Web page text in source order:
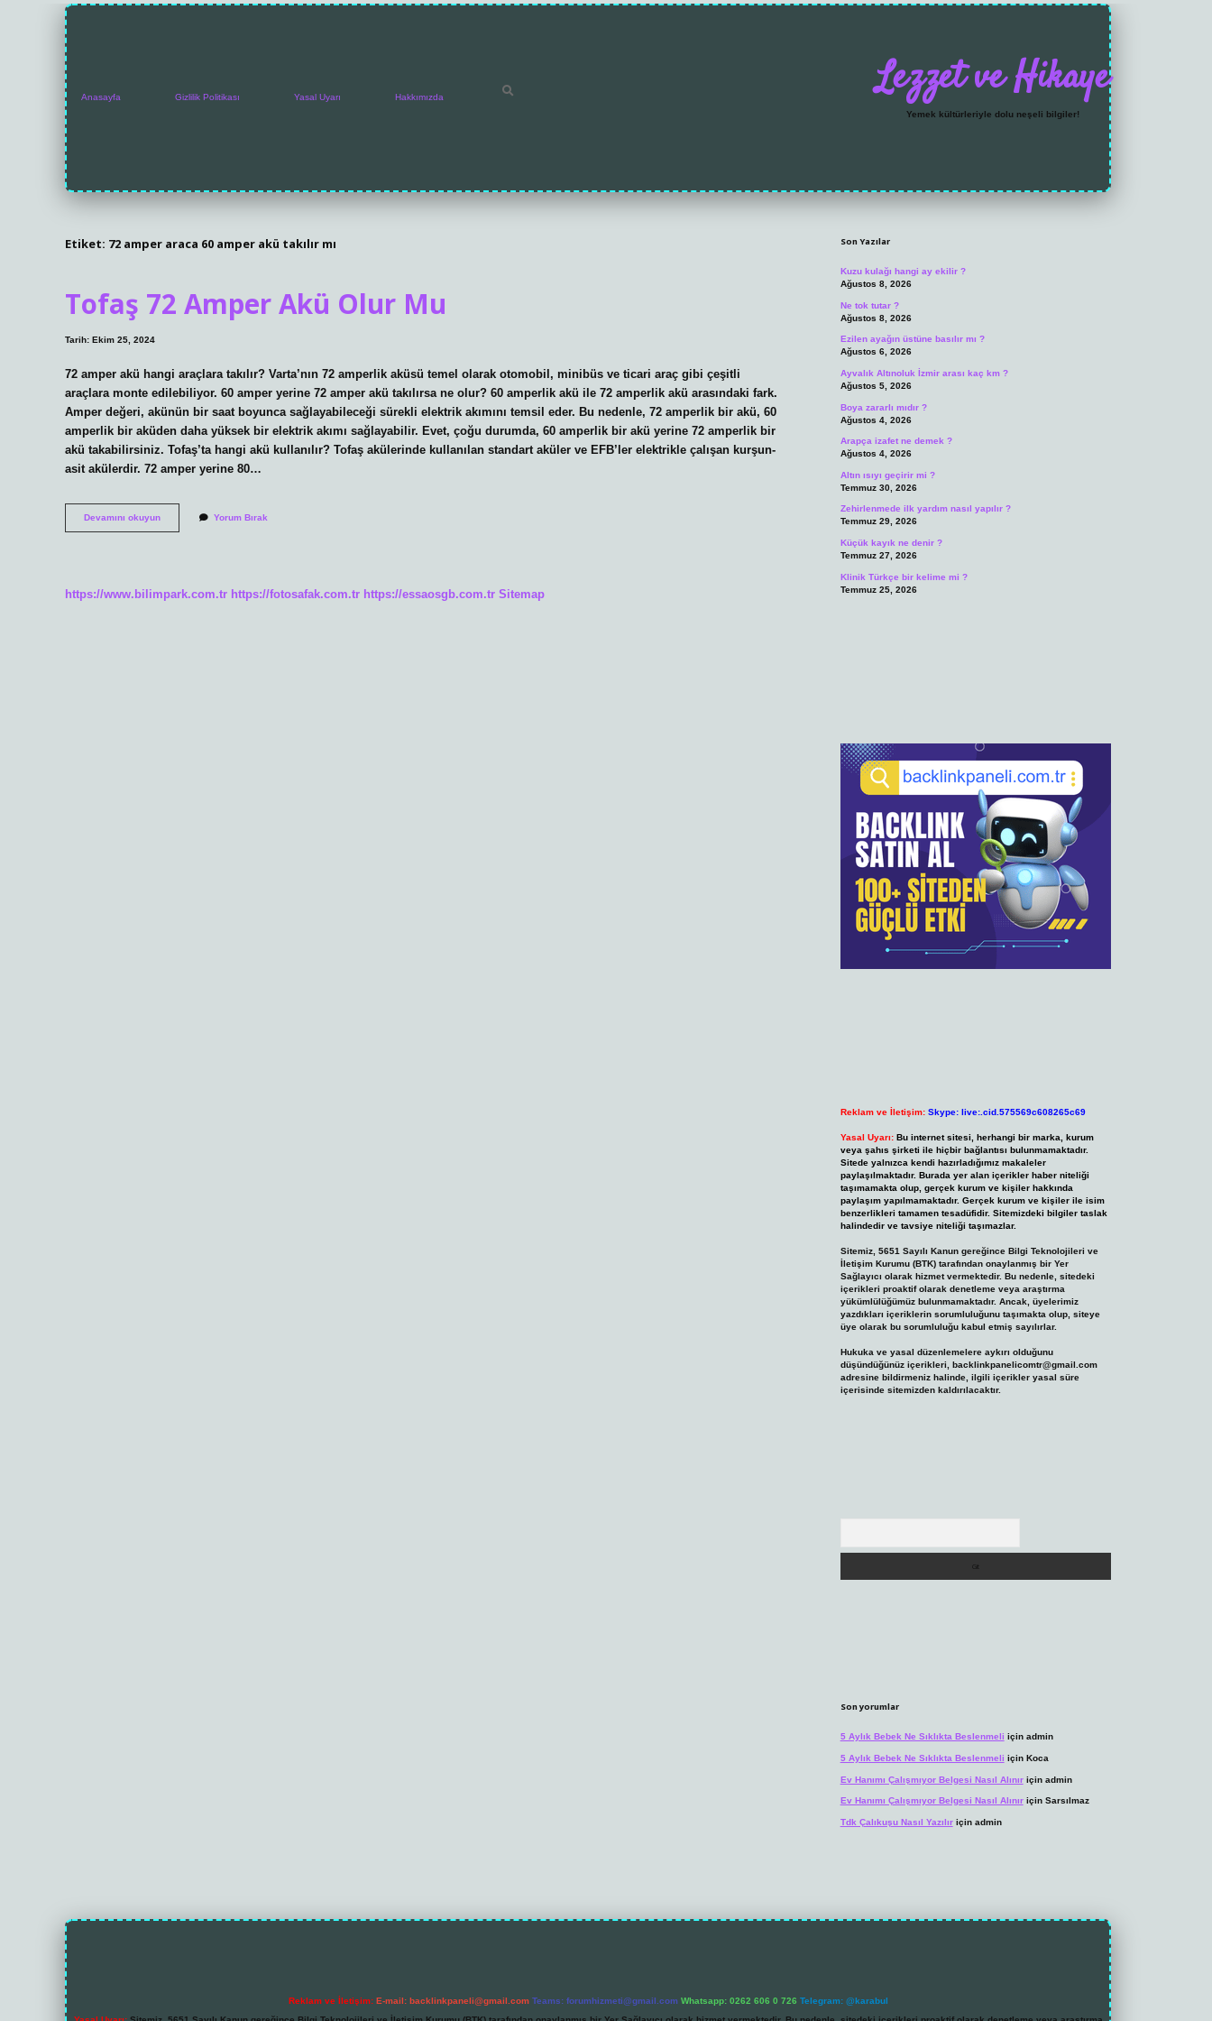
Anasayfa Gizlilik Politikası Yasal Uyarı Hakkımızda Lezzet ve Hikaye
Yemek kültürleriyle dolu neşeli bilgiler!
Etiket: 72 amper araca 60 amper akü takılır mı
Tofaş 72 Amper Akü Olur Mu
Tarih: Ekim 25, 2024
72 amper akü hangi araçlara takılır? Varta’nın 72 amperlik aküsü temel olarak otomobil, minibüs ve ticari araç gibi çeşitli
araçlara monte edilebiliyor. 60 amper yerine 72 amper akü takılırsa ne olur? 60 amperlik akü ile 72 amperlik akü arasındaki fark.
Amper değeri, akünün bir saat boyunca sağlayabileceği sürekli elektrik akımını temsil eder. Bu nedenle, 72 amperlik bir akü, 60
amperlik bir aküden daha yüksek bir elektrik akımı sağlayabilir. Evet, çoğu durumda, 60 amperlik bir akü yerine 72 amperlik bir
akü takabilirsiniz. Tofaş’ta hangi akü kullanılır? Tofaş akülerinde kullanılan standart aküler ve EFB’ler elektrikle çalışan kurşun-
asit akülerdir. 72 amper yerine 80…
Devamını okuyunTofaş
72
Yorum Bırak
https://www.bilimpark.com.tr https://fotosafak.com.tr https://essaosgb.com.tr Sitemap
Sidebar
Son Yazılar
Kuzu kulağı hangi ay ekilir ?
Ağustos 8, 2026
Ne tok tutar ?
Ağustos 8, 2026
Ezilen ayağın üstüne basılır mı ?
Ağustos 6, 2026
Ayvalık Altınoluk İzmir arası kaç km ?
Ağustos 5, 2026
Boya zararlı mıdır ?
Ağustos 4, 2026
Arapça izafet ne demek ?
Ağustos 4, 2026
Altın ısıyı geçirir mi ?
Temmuz 30, 2026
Zehirlenmede ilk yardım nasıl yapılır ?
Temmuz 29, 2026
Küçük kayık ne denir ?
Temmuz 27, 2026
Klinik Türkçe bir kelime mi ?
Temmuz 25, 2026
Reklam ve İletişim: Skype: live:.cid.575569c608265c69
Yasal Uyarı: Bu internet sitesi, herhangi bir marka, kurum
veya şahıs şirketi ile hiçbir bağlantısı bulunmamaktadır.
Sitede yalnızca kendi hazırladığımız makaleler
paylaşılmaktadır. Burada yer alan içerikler haber niteliği
taşımamakta olup, gerçek kurum ve kişiler hakkında
paylaşım yapılmamaktadır. Gerçek kurum ve kişiler ile isim
benzerlikleri tamamen tesadüfidir. Sitemizdeki bilgiler taslak
halindedir ve tavsiye niteliği taşımazlar.
Sitemiz, 5651 Sayılı Kanun gereğince Bilgi Teknolojileri ve
İletişim Kurumu (BTK) tarafından onaylanmış bir Yer
Sağlayıcı olarak hizmet vermektedir. Bu nedenle, sitedeki
içerikleri proaktif olarak denetleme veya araştırma
yükümlülüğümüz bulunmamaktadır. Ancak, üyelerimiz
yazdıkları içeriklerin sorumluluğunu taşımakta olup, siteye
üye olarak bu sorumluluğu kabul etmiş sayılırlar.
Hukuka ve yasal düzenlemelere aykırı olduğunu
düşündüğünüz içerikleri, backlinkpanelicomtr@gmail.com
adresine bildirmeniz halinde, ilgili içerikler yasal süre
içerisinde sitemizden kaldırılacaktır.
Son yorumlar
5 Aylık Bebek Ne Sıklıkta Beslenmeli için admin
5 Aylık Bebek Ne Sıklıkta Beslenmeli için Koca
Ev Hanımı Çalışmıyor Belgesi Nasıl Alınıriçin admin
Ev Hanımı Çalışmıyor Belgesi Nasıl Alınıriçin Sarsılmaz
Tdk Çalıkuşu Nasıl Yazılıriçin admin
Reklam ve İletişim: E-mail: backlinkpaneli@gmail.com Teams: forumhizmeti@gmail.com Whatsapp: 0262 606 0 726 Telegram: @karabul